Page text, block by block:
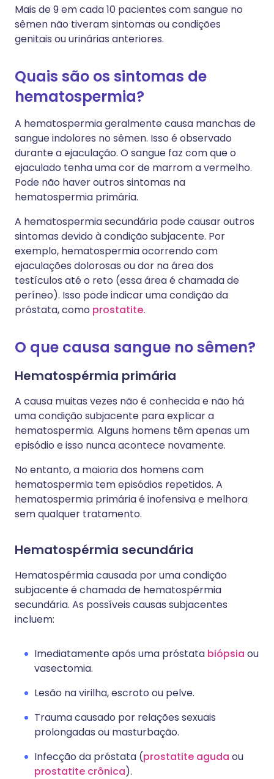
Mais de 9 em cada 10 pacientes com sangue no
sêmen não tiveram sintomas ou condições
genitais ou urinárias anteriores.
Quais são os sintomas de
hematospermia?
A hematospermia geralmente causa manchas de
sangue indolores no sêmen. Isso é observado
durante a ejaculação. O sangue faz com que o
ejaculado tenha uma cor de marrom a vermelho.
Pode não haver outros sintomas na
hematospermia primária.
A hematospermia secundária pode causar outros
sintomas devido à condição subjacente. Por
exemplo, hematospermia ocorrendo com
ejaculações dolorosas ou dor na área dos
testículos até o reto (essa área é chamada de
períneo). Isso pode indicar uma condição da
próstata, como prostatite.
O que causa sangue no sêmen?
Hematospérmia primária
A causa muitas vezes não é conhecida e não há
uma condição subjacente para explicar a
hematospermia. Alguns homens têm apenas um
episódio e isso nunca acontece novamente.
No entanto, a maioria dos homens com
hematospermia tem episódios repetidos. A
hematospermia primária é inofensiva e melhora
sem qualquer tratamento.
Hematospérmia secundária
Hematospérmia causada por uma condição
subjacente é chamada de hematospérmia
secundária. As possíveis causas subjacentes
incluem:
Imediatamente após uma próstata biópsia ou
vasectomia.
Lesão na virilha, escroto ou pelve.
Trauma causado por relações sexuais
prolongadas ou masturbação.
Infecção da próstata (prostatite aguda ou
prostatite crônica).